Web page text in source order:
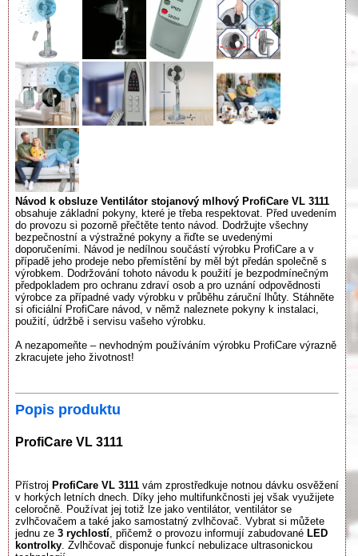
Návod k obsluze Ventilátor stojanový mlhový ProfiCare VL 3111
obsahuje základní pokyny, které je třeba respektovat. Před uvedením
do provozu si pozorně přečtěte tento návod. Dodržujte všechny
bezpečnostní a výstražné pokyny a řiďte se uvedenými
doporučeními. Návod je nedílnou součástí výrobku ProfiCare a v
případě jeho prodeje nebo přemístění by měl být předán společně s
výrobkem. Dodržování tohoto návodu k použití je bezpodmínečným
předpokladem pro ochranu zdraví osob a pro uznání odpovědnosti
výrobce za případné vady výrobku v průběhu záruční lhůty. Stáhněte
si oficiální ProfiCare návod, v němž naleznete pokyny k instalaci,
použití, údržbě i servisu vašeho výrobku.
A nezapomeňte – nevhodným používáním výrobku ProfiCare výrazně
zkracujete jeho životnost!
Popis produktu
ProfiCare VL 3111
Přístroj ProfiCare VL 3111 vám zprostředkuje notnou dávku osvěžení
v horkých letních dnech. Díky jeho multifunkčnosti jej však využijete
celoročně. Používat jej totiž lze jako ventilátor, ventilátor se
zvlhčovačem a také jako samostatný zvlhčovač. Vybrat si můžete
jednu ze 3 rychlostí , přičemž o provozu informují zabudované LED
kontrolky . Zvlhčovač disponuje funkcí nebulizace ultrasonickou